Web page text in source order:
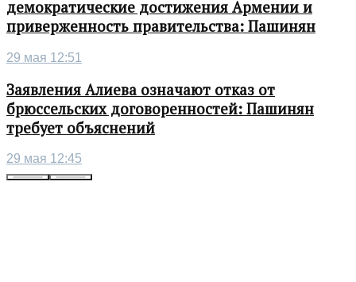
демократические достижения Армении и
приверженность правительства: Пашинян
29 мая 12:51
Заявления Алиева означают отказ от
брюссельских договоренностей: Пашинян
требует объяснений
29 мая 12:45